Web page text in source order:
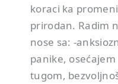
koraci ka
prirodan. Radim
nose sa: -
panike,
tugom,